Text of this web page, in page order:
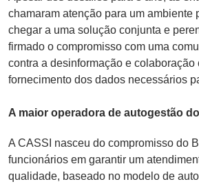
chamaram atenção para um ambiente
chegar a uma solução conjunta e
firmado o compromisso com uma
contra a desinformação e colaboração
fornecimento dos dados necessários
A maior operadora de autogestão
A CASSI nasceu do compromisso do
funcionários em garantir um
qualidade, baseado no modelo de